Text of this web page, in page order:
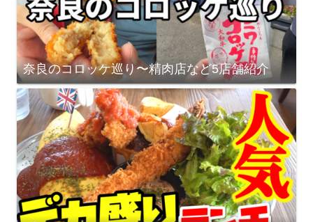
奈良のコロッケ巡り〜精肉店など5店舗紹介